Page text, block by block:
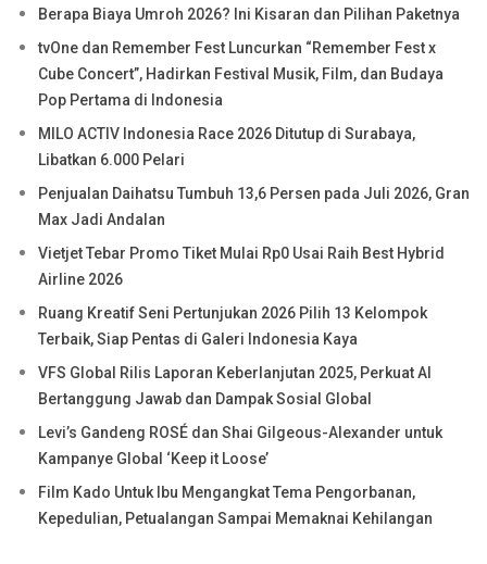
Berapa Biaya Umroh 2026? Ini Kisaran dan Pilihan Paketnya
tvOne dan Remember Fest Luncurkan “Remember Fest x
Cube Concert”, Hadirkan Festival Musik, Film, dan Budaya
Pop Pertama di Indonesia
MILO ACTIV Indonesia Race 2026 Ditutup di Surabaya,
Libatkan 6.000 Pelari
Penjualan Daihatsu Tumbuh 13,6 Persen pada Juli 2026, Gran
Max Jadi Andalan
Vietjet Tebar Promo Tiket Mulai Rp0 Usai Raih Best Hybrid
Airline 2026
Ruang Kreatif Seni Pertunjukan 2026 Pilih 13 Kelompok
Terbaik, Siap Pentas di Galeri Indonesia Kaya
VFS Global Rilis Laporan Keberlanjutan 2025, Perkuat AI
Bertanggung Jawab dan Dampak Sosial Global
Levi’s Gandeng ROSÉ dan Shai Gilgeous-Alexander untuk
Kampanye Global ‘Keep it Loose’
Film Kado Untuk Ibu Mengangkat Tema Pengorbanan,
Kepedulian, Petualangan Sampai Memaknai Kehilangan